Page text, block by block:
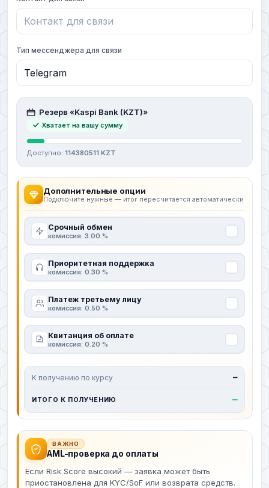
Тип мессенджера для связи
Резерв «Kaspi Bank (KZT)»
Хватает на вашу сумму
Доступно: 114380511 KZT
Дополнительные опции
Подключите нужные — итог пересчитается автоматически
Срочный обмен
комиссия: 3.00 %
Приоритетная поддержка
комиссия: 0.30 %
Платеж третьему лицу
комиссия: 0.50 %
Квитанция об оплате
комиссия: 0.20 %
К получению по курсу —
ИТОГО К ПОЛУЧЕНИЮ —
ВАЖНО
AML-проверка до оплаты
Если Risk Score высокий — заявка может быть
приостановлена для KYC/SoF или возврата средств.